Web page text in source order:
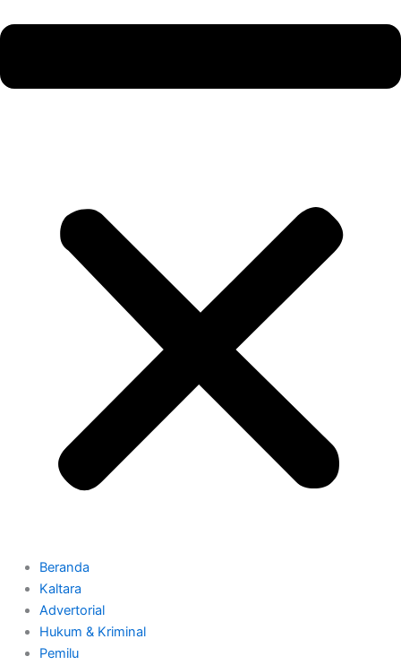
Beranda
Kaltara
Advertorial
Hukum & Kriminal
Pemilu